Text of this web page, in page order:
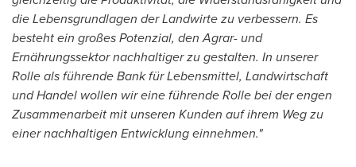
die Lebensgrundlagen der Landwirte zu verbessern. Es
besteht ein großes Potenzial, den Agrar- und
Ernährungssektor nachhaltiger zu gestalten. In unserer
Rolle als führende Bank für Lebensmittel, Landwirtschaft
und Handel wollen wir eine führende Rolle bei der engen
Zusammenarbeit mit unseren Kunden auf ihrem Weg zu
einer nachhaltigen Entwicklung einnehmen."